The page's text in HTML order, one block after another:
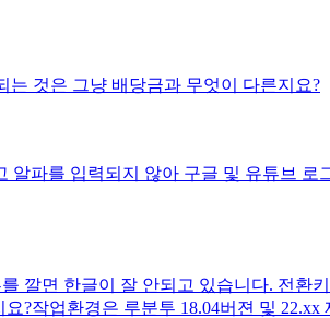
것은 그냥 배당금과 무엇이 다른지요?
파를 입력되지 않아 구글 및 유튜브 로
깔면 한글이 잘 안되고 있습니다. 전환
?작업환경은 루분투 18.04버젼 및 22.xx